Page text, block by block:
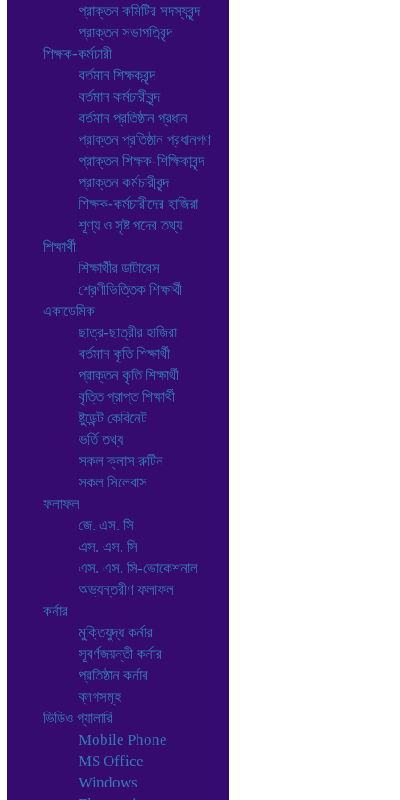
প্রাক্তন কমিটির সদস্যবৃন্দ
প্রাক্তন সভাপতিবৃন্দ
শিক্ষক-কর্মচারী
বর্তমান শিক্ষকবৃন্দ
বর্তমান কর্মচারীবৃন্দ
বর্তমান প্রতিষ্ঠান প্রধান
প্রাক্তন প্রতিষ্ঠান প্রধানগণ
প্রাক্তন শিক্ষক-শিক্ষিকাবৃন্দ
প্রাক্তন কর্মচারীবৃন্দ
শিক্ষক-কর্মচারীদের হাজিরা
শূণ্য ও সৃষ্ট পদের তথ্য
শিক্ষার্থী
শিক্ষার্থীর ডাটাবেস
শ্রেণীভিত্তিক শিক্ষার্থী
একাডেমিক
ছাত্র-ছাত্রীর হাজিরা
বর্তমান কৃতি শিক্ষার্থী
প্রাক্তন কৃতি শিক্ষার্থী
বৃত্তি প্রাপ্ত শিক্ষার্থী
ষ্টুডেন্ট কেবিনেট
ভর্তি তথ্য
সকল ক্লাস রুটিন
সকল সিলেবাস
ফলাফল
জে. এস. সি
এস. এস. সি
এস. এস. সি-ভোকেশনাল
অভ্যন্তরীণ ফলাফল
কর্নার
মুক্তিযুদ্ধ কর্নার
সূবর্ণজয়ন্তী কর্নার
প্রতিষ্ঠান কর্নার
ব্লগসমূহ
ভিডিও গ্যালারি
Mobile Phone
MS Office
Windows